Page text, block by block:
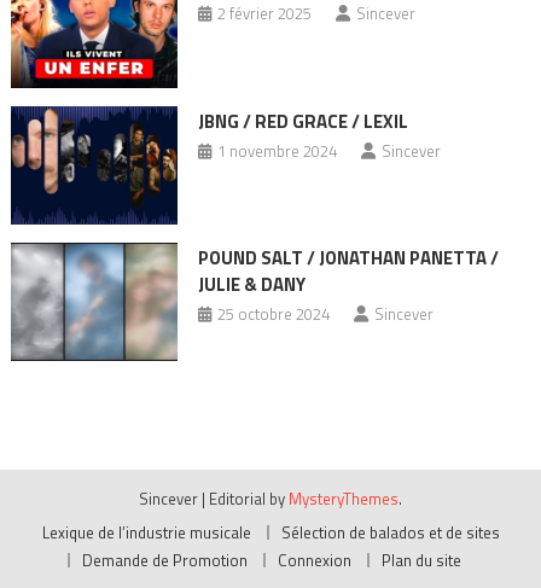
2 février 2025 Sincever
JBNG / RED GRACE / LEXIL
1 novembre 2024 Sincever
POUND SALT / JONATHAN PANETTA /
JULIE & DANY
25 octobre 2024 Sincever
Sincever | Editorial by MysteryThemes.
Lexique de l’industrie musicale
Sélection de balados et de sites
Demande de Promotion
Connexion Plan du site